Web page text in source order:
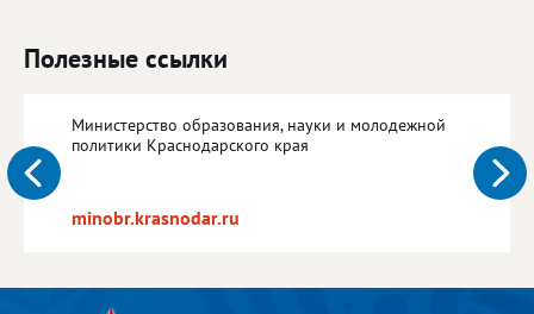
Полезные ссылки
Министерство образования, науки и молодежной
политики Краснодарского края
minobr.krasnodar.ru